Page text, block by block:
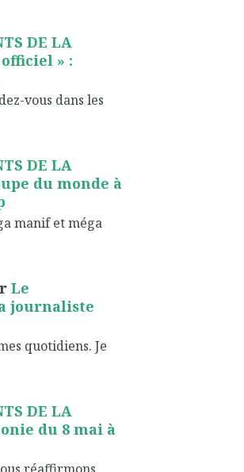
DE LA
officiel » :
vous dans les
DE LA
du monde à
manif et méga
Le
journaliste
quotidiens. Je
DE LA
du 8 mai à